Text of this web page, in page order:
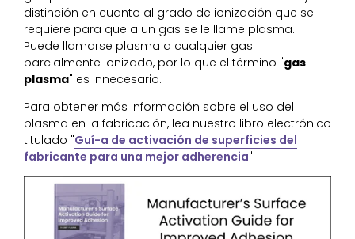
distinción en cuanto al grado de ionización que se
requiere para que a un gas se le llame plasma.
Puede llamarse plasma a cualquier gas
parcialmente ionizado, por lo que el término "gas
plasma" es innecesario.
Para obtener más información sobre el uso del
plasma en la fabricación, lea nuestro libro electrónico
titulado "Guí-a de activación de superficies del
fabricante para una mejor adherencia".